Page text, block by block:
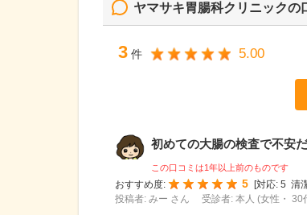
ヤマサキ胃腸科クリニックの
3 件 5.00
初めての大腸の検査で不安
この口コミは1年以上前のものです
おすすめ度:
5 [対応: 5 清
投稿者: みー さん
受診者: 本人 (女性・ 30